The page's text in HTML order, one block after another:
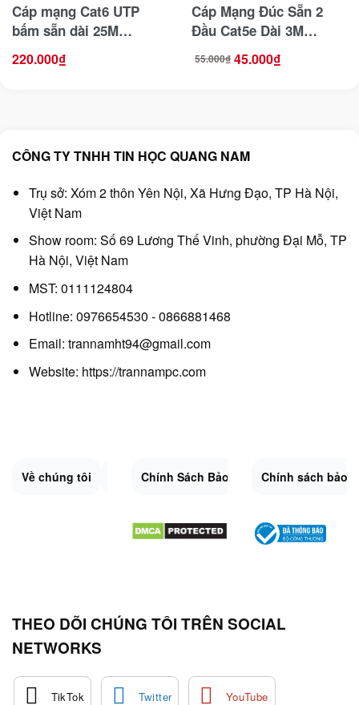
Cáp mạng Cat6 UTP
bấm sẵn dài 25M
Ugreen 20167
220.000₫
Cáp Mạng Đúc Sẵn 2
Đầu Cat5e Dài 3M
Ugreen 11232
55.000₫
Giá
gốc 45.000₫
Giá
hiện
CÔNG TY TNHH TIN HỌC QUANG NAM
Trụ sở: Xóm 2 thôn Yên Nội, Xã Hưng Đạo, TP Hà Nội,
Việt Nam
Show room: Số 69 Lương Thế Vinh, phường Đại Mỗ, TP
Hà Nội, Việt Nam
MST: 0111124804
Hotline: 0976654530 - 0866881468
Email: trannamht94@gmail.com
Website: https://trannampc.com
Về chúng tôi Liên Hệ Quy Định Chung Sitemap.XML
Chính Sách Bảo Mật Đổi trả và hoàn
Chính sách bảo
THEO DÕI CHÚNG TÔI TRÊN SOCIAL
NETWORKS